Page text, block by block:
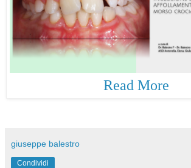
Read More
giuseppe balestro
Condividi